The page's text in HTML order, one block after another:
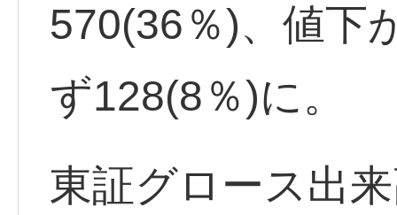
570(36％)、値下
ず128(8％)に。
東証グロース出